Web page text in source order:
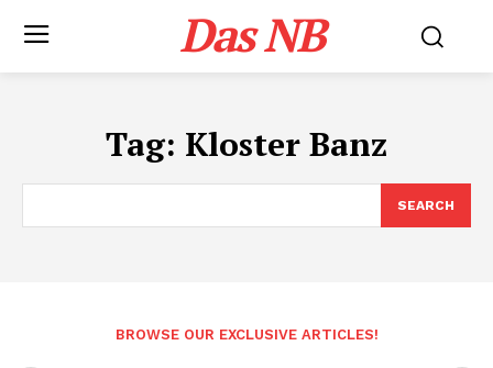
Das NB
Tag: Kloster Banz
SEARCH
BROWSE OUR EXCLUSIVE ARTICLES!